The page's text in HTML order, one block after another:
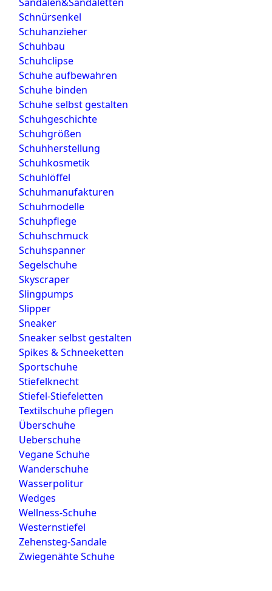
Schnürsenkel
Schuhanzieher
Schuhbau
Schuhclipse
Schuhe aufbewahren
Schuhe binden
Schuhe selbst gestalten
Schuhgeschichte
Schuhgrößen
Schuhherstellung
Schuhkosmetik
Schuhlöffel
Schuhmanufakturen
Schuhmodelle
Schuhpflege
Schuhschmuck
Schuhspanner
Segelschuhe
Skyscraper
Slingpumps
Slipper
Sneaker
Sneaker selbst gestalten
Spikes & Schneeketten
Sportschuhe
Stiefelknecht
Stiefel-Stiefeletten
Textilschuhe pflegen
Überschuhe
Ueberschuhe
Vegane Schuhe
Wanderschuhe
Wasserpolitur
Wedges
Wellness-Schuhe
Westernstiefel
Zehensteg-Sandale
Zwiegenähte Schuhe